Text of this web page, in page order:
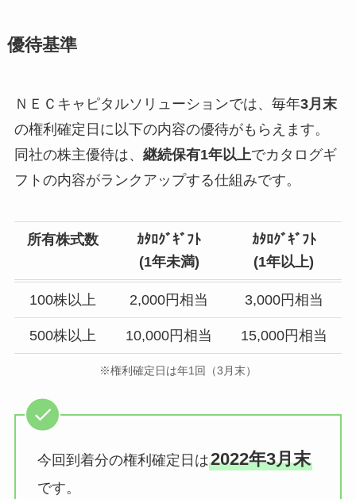
優待基準
ＮＥＣキャピタルソリューションでは、毎年3月末
の権利確定日に以下の内容の優待がもらえます。
同社の株主優待は、 継続保有1年以上でカタログギ
フトの内容がランクアップする仕組みです。
所有株式数
ｶﾀﾛｸﾞｷﾞﾌﾄ
(1年未満)
ｶﾀﾛｸﾞｷﾞﾌﾄ
(1年以上)
100株以上 2,000円相当 3,000円相当
500株以上 10,000円相当 15,000円相当
※権利確定日は年1回（3月末）
今回到着分の権利確定日は2022年3月末
です。